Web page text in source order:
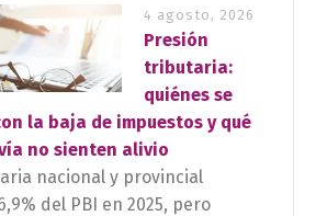
4 agosto, 2026
Presión
tributaria:
quiénes se
la baja de impuestos y qué
no sienten alivio
nacional y provincial
del PBI en 2025, pero